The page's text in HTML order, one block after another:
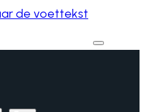
de voettekst